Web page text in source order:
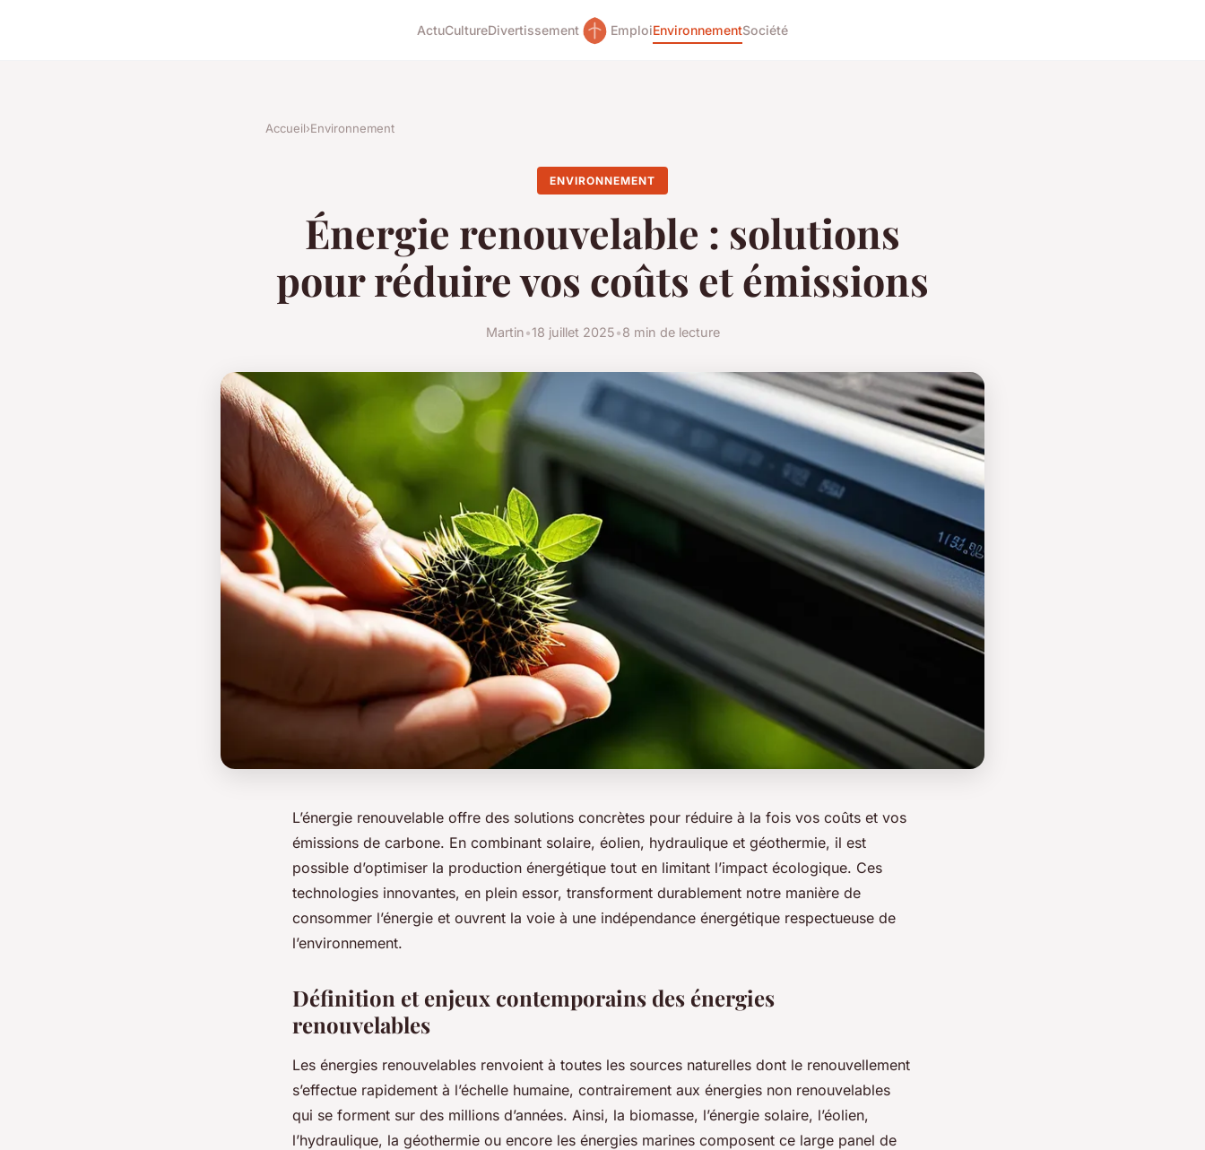
ActuCultureDivertissement EmploiEnvironnementSociété
Accueil›Environnement
ENVIRONNEMENT
Énergie renouvelable : solutions
pour réduire vos coûts et émissions
Martin•18 juillet 2025•8 min de lecture
L’énergie renouvelable offre des solutions concrètes pour réduire à la fois vos coûts et vos
émissions de carbone. En combinant solaire, éolien, hydraulique et géothermie, il est
possible d’optimiser la production énergétique tout en limitant l’impact écologique. Ces
technologies innovantes, en plein essor, transforment durablement notre manière de
consommer l’énergie et ouvrent la voie à une indépendance énergétique respectueuse de
l’environnement.
Définition et enjeux contemporains des énergies
renouvelables
Les énergies renouvelables renvoient à toutes les sources naturelles dont le renouvellement
s’effectue rapidement à l’échelle humaine, contrairement aux énergies non renouvelables
qui se forment sur des millions d’années. Ainsi, la biomasse, l’énergie solaire, l’éolien,
l’hydraulique, la géothermie ou encore les énergies marines composent ce large panel de